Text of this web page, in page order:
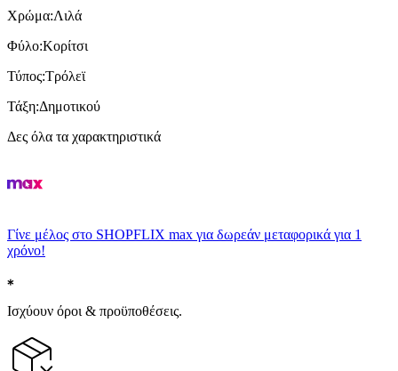
Χρώμα:Λιλά
Φύλο:Κορίτσι
Τύπος:Τρόλεϊ
Τάξη:Δημοτικού
Δες όλα τα χαρακτηριστικά
Γίνε μέλος στο SHOPFLIX max για δωρεάν μεταφορικά για 1
χρόνο!
Ισχύουν όροι & προϋποθέσεις.